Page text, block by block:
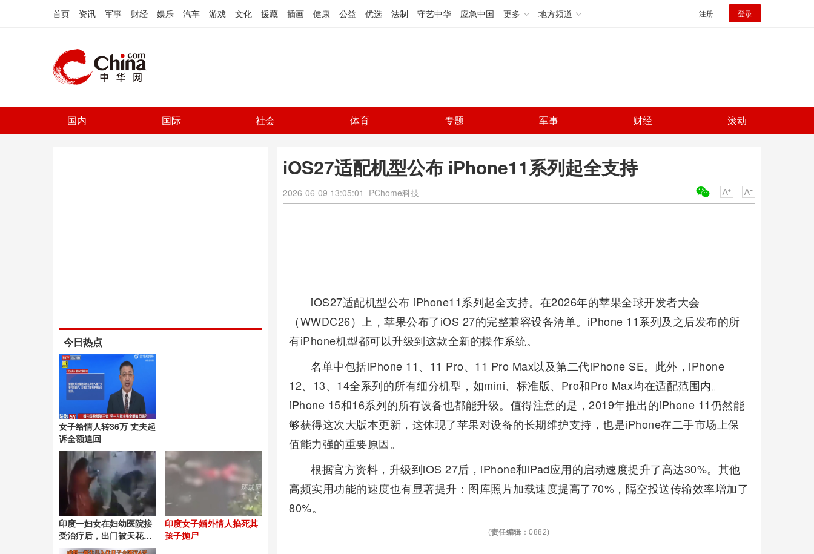
首页 资讯 军事 财经 娱乐 汽车 游戏 文化 援藏 插画 健康 公益 优选 法制 守艺中华 应急中国 更多 地方频道 注册 登录
国内 国际 社会 体育 专题 军事 财经 滚动
iOS27适配机型公布 iPhone11系列起全支持
2026-06-09 13:05:01 PChome科技
iOS27适配机型公布 iPhone11系列起全支持。在2026年的苹果全球开发者大会
（WWDC26）上，苹果公布了iOS 27的完整兼容设备清单。iPhone 11系列及之后发布的所
有iPhone机型都可以升级到这款全新的操作系统。
名单中包括iPhone 11、11 Pro、11 Pro Max以及第二代iPhone SE。此外，iPhone
12、13、14全系列的所有细分机型，如mini、标准版、Pro和Pro Max均在适配范围内。
iPhone 15和16系列的所有设备也都能升级。值得注意的是，2019年推出的iPhone 11仍然能
够获得这次大版本更新，这体现了苹果对设备的长期维护支持，也是iPhone在二手市场上保
值能力强的重要原因。
根据官方资料，升级到iOS 27后，iPhone和iPad应用的启动速度提升了高达30%。其他
高频实用功能的速度也有显著提升：图库照片加载速度提高了70%，隔空投送传输效率增加了
80%。
(责任编辑 ：0882)
今日热点
女子给情人转36万 丈夫起
诉全额追回
印度一妇女在妇幼医院接
受治疗后，出门被天花板
砸伤
印度女子婚外情人掐死其
孩子抛尸